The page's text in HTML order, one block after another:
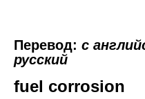
Перевод: с
русский
fuel corrosion